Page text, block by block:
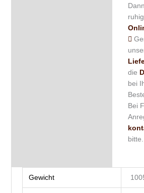
die
bei
Bei
bitte.
Gewicht